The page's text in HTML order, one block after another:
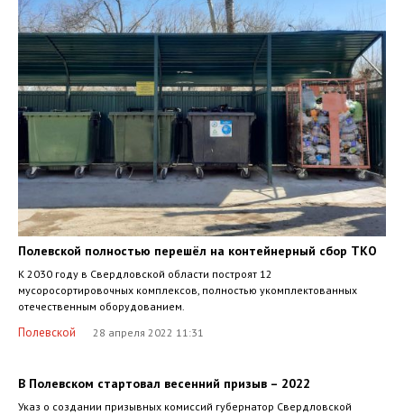
Полевской полностью перешёл на контейнерный сбор ТКО
К 2030 году в Свердловской области построят 12
мусоросортировочных комплексов, полностью укомплектованных
отечественным оборудованием.
Полевской 28 апреля 2022 11:31
В Полевском стартовал весенний призыв – 2022
Указ о создании призывных комиссий губернатор Свердловской